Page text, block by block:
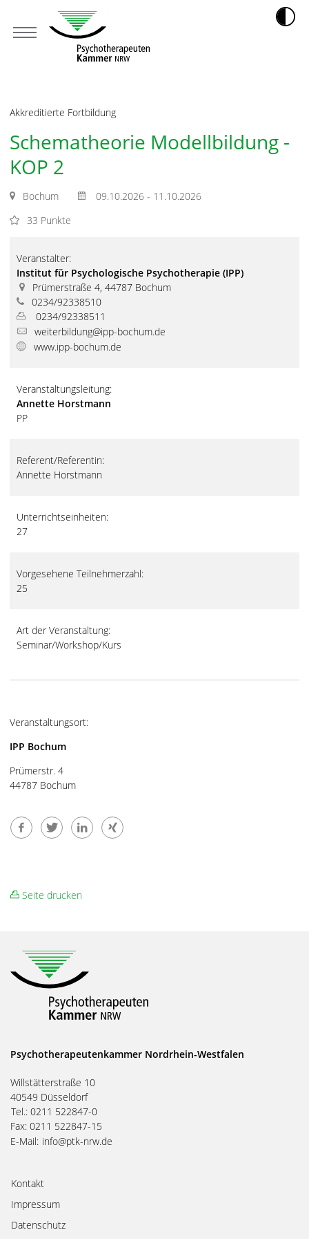
Akkreditierte Fortbildung
Schematheorie Modellbildung -
KOP 2
Bochum
09.10.2026 - 11.10.2026
33 Punkte
Veranstalter:
Institut für Psychologische Psychotherapie (IPP)
Prümerstraße 4, 44787 Bochum
0234/92338510
0234/92338511
weiterbildung@ipp-bochum.de
www.ipp-bochum.de
Veranstaltungsleitung:
Annette Horstmann
PP
Referent/Referentin:
Annette Horstmann
Unterrichtseinheiten:
27
Vorgesehene Teilnehmerzahl:
25
Art der Veranstaltung:
Seminar/Workshop/Kurs
Veranstaltungsort:
IPP Bochum
Prümerstr. 4
44787 Bochum
Seite drucken
Psychotherapeutenkammer Nordrhein-Westfalen
Willstätterstraße 10
40549 Düsseldorf
Tel.: 0211 522847-0
Fax: 0211 522847-15
E-Mail: info@ptk-nrw.de
Kontakt
Impressum
Datenschutz